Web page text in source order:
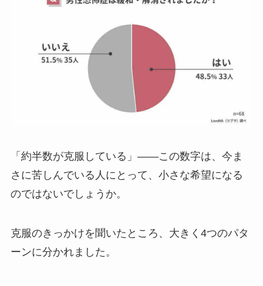
「約半数が克服している」——この数字は、今ま
さに苦しんでいる人にとって、小さな希望になる
のではないでしょうか。
克服のきっかけを聞いたところ、大きく4つのパタ
ーンに分かれました。